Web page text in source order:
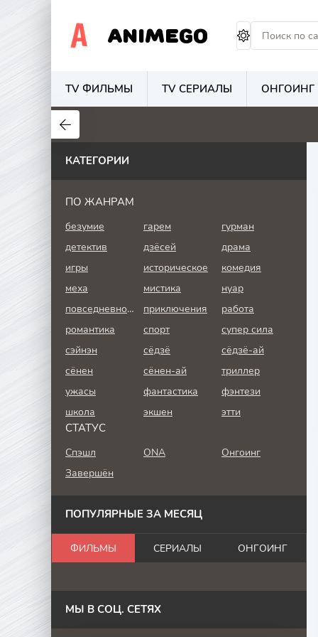
ANIMEGO
TV ФИЛЬМЫ TV СЕРИАЛЫ ОНГОИНГ
1.7
КАТЕГОРИИ
ПО ЖАНРАМ
безумие гарем
гурман
детектив
дзёсей
драма
игры
историческое
комедия
меха
мистика
нуар
повседневность
приключения
работа
романтика
спорт
супер сила
сэйнэн
сёдзё
сёдзё-ай
сёнен
сёнен-ай
триллер
ужасы
фантастика
фэнтези
школа
экшен этти
СТАТУС
Спэшл ONA
Онгоинг
Завершён
ПОПУЛЯРНЫЕ ЗА МЕСЯЦ
ФИЛЬМЫ СЕРИАЛЫ ОНГОИНГ
МЫ В СОЦ. СЕТЯХ